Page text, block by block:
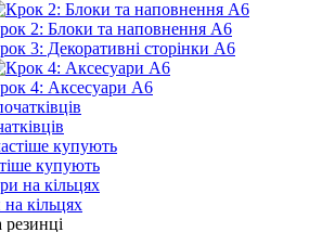
2: Блоки та наповнення А6
3: Декоративні сторінки А6
4: Аксесуари А6
купують
кільцях